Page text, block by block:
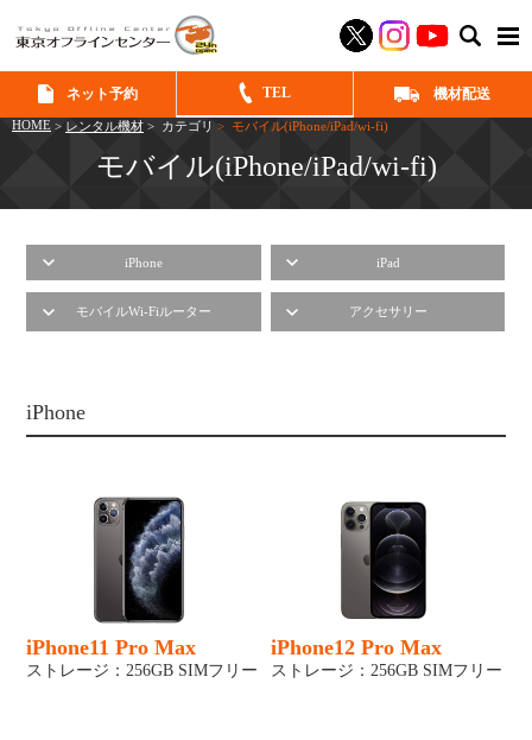
ネット予約 TEL 機材配送
HOME > レンタル機材 > カテゴリ > モバイル(iPhone/iPad/wi-fi)
モバイル(iPhone/iPad/wi-fi)
iPhone iPad
モバイルWi-Fiルーター アクセサリー
iPhone
iPhone11 Pro Max
ストレージ：256GB SIMフリー
iPhone12 Pro Max
ストレージ：256GB SIMフリー